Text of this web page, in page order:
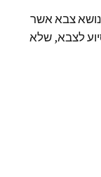
צבא אשר
לצבא, שלא